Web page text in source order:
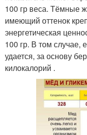
100 гр веса. Тёмные
имеющий оттенок
энергетическая
100 гр. В том случае,
удается, за основу
килокалорий .